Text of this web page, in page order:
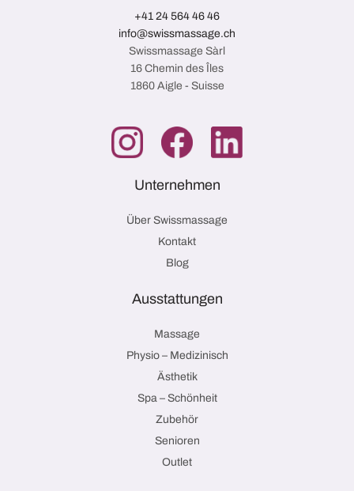
+41 24 564 46 46
info@swissmassage.ch
Swissmassage Sàrl
16 Chemin des Îles
1860 Aigle - Suisse
Unternehmen
Über Swissmassage
Kontakt
Blog
Ausstattungen
Massage
Physio – Medizinisch
Ästhetik
Spa – Schönheit
Zubehör
Senioren
Outlet